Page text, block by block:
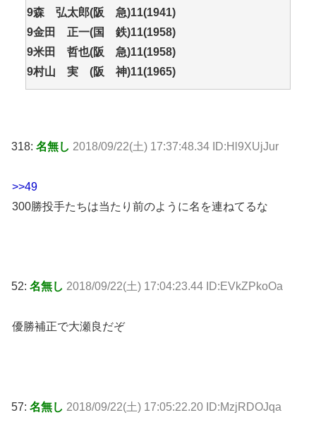
9森 弘太郎(阪 急)11(1941)
9金田 正一(国 鉄)11(1958)
9米田 哲也(阪 急)11(1958)
9村山 実 (阪 神)11(1965)
318: 名無し 2018/09/22(土) 17:37:48.34 ID:Hl9XUjJur
>>49
300勝投手たちは当たり前のように名を連ねてるな
52: 名無し 2018/09/22(土) 17:04:23.44 ID:EVkZPkoOa
優勝補正で大瀬良だぞ
57: 名無し 2018/09/22(土) 17:05:22.20 ID:MzjRDOJqa